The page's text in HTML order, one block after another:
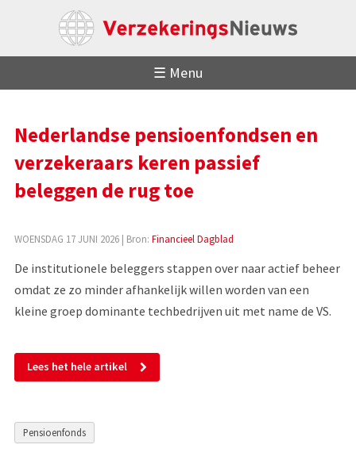
☰ Menu
Nederlandse pensioenfondsen en
verzekeraars keren passief
beleggen de rug toe
WOENSDAG 17 JUNI 2026| Bron: Financieel Dagblad
De institutionele beleggers stappen over naar actief beheer
omdat ze zo minder afhankelijk willen worden van een
kleine groep dominante techbedrijven uit met name de VS.
Lees het hele artikel
Pensioenfonds